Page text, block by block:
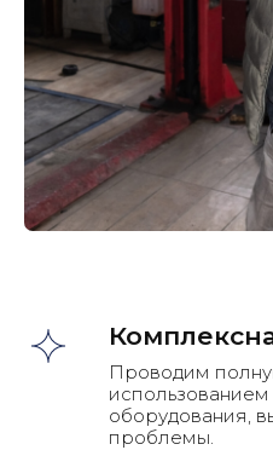
Проводим
оборудования,
проблемы.
Записаться на